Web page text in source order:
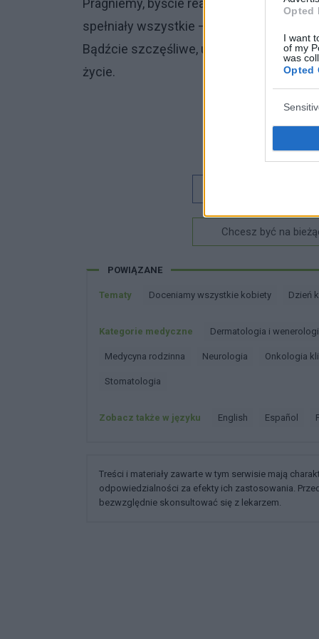
Opted
I want
of my
was
Opted
Pragniemy, byście realizowały się
spełniały wszystkie – nawet najbardziej
Bądźcie szczęśliwe, uśmiechnięte i z
życie.
Dobry
Chcesz być na
POWIĄZANE
Tematy Doceniamy wszystkie kobiety Dzień
Kategorie medyczne Dermatologia i
Medycyna rodzinna Neurologia Onkologia
Stomatologia
Zobacz także w języku english español
Treści i materiały zawarte w tym serwisie mają
odpowiedzialności za efekty ich zastosowania.
bezwzględnie skonsultować się z lekarzem.